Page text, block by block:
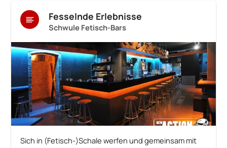
Fesselnde Erlebnisse
Schwule Fetisch-Bars
Sich in (Fetisch-)Schale werfen und gemeinsam mit